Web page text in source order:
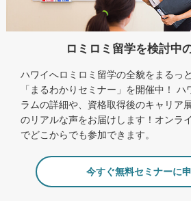
ロミロミ留学を検討中
ハワイへロミロミ留学の全貌をまるっ
「まるわかりセミナー」を開催中！
ラムの詳細や、資格取得後のキャリア
のリアルな声をお届けします！オンラ
でどこからでも参加できます。
今すぐ無料セミナーに